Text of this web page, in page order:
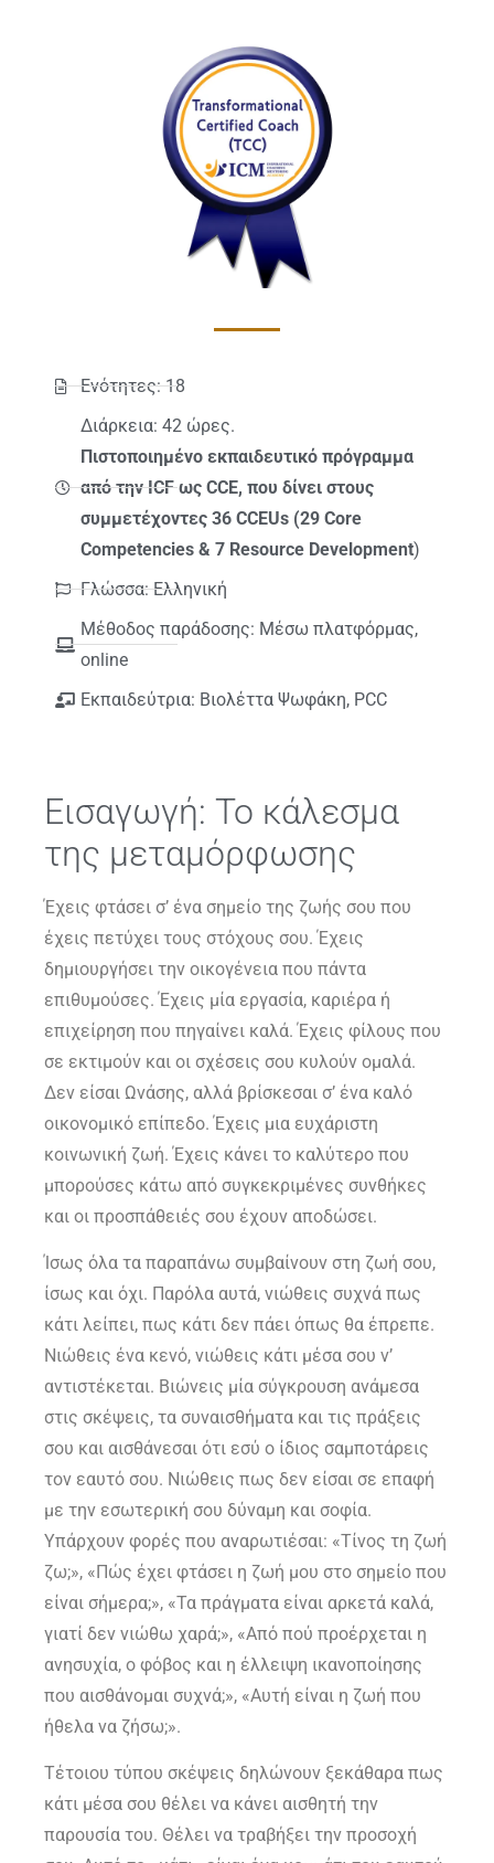
Ενότητες: 18
Διάρκεια: 42 ώρες.
Πιστοποιημένο εκπαιδευτικό πρόγραμμα
από την ICF ως CCE, που δίνει στους
συμμετέχοντες 36 CCEUs (29 Core
Competencies & 7 Resource Development)
Γλώσσα: Ελληνική
Μέθοδος παράδοσης: Μέσω πλατφόρμας,
online
Εκπαιδεύτρια: Βιολέττα Ψωφάκη, PCC
Εισαγωγή: Το κάλεσμα
της μεταμόρφωσης
Έχεις φτάσει σ’ ένα σημείο της ζωής σου που
έχεις πετύχει τους στόχους σου. Έχεις
δημιουργήσει την οικογένεια που πάντα
επιθυμούσες. Έχεις μία εργασία, καριέρα ή
επιχείρηση που πηγαίνει καλά. Έχεις φίλους που
σε εκτιμούν και οι σχέσεις σου κυλούν ομαλά.
Δεν είσαι Ωνάσης, αλλά βρίσκεσαι σ’ ένα καλό
οικονομικό επίπεδο. Έχεις μια ευχάριστη
κοινωνική ζωή. Έχεις κάνει το καλύτερο που
μπορούσες κάτω από συγκεκριμένες συνθήκες
και οι προσπάθειές σου έχουν αποδώσει.
Ίσως όλα τα παραπάνω συμβαίνουν στη ζωή σου,
ίσως και όχι. Παρόλα αυτά, νιώθεις συχνά πως
κάτι λείπει, πως κάτι δεν πάει όπως θα έπρεπε.
Νιώθεις ένα κενό, νιώθεις κάτι μέσα σου ν’
αντιστέκεται. Βιώνεις μία σύγκρουση ανάμεσα
στις σκέψεις, τα συναισθήματα και τις πράξεις
σου και αισθάνεσαι ότι εσύ ο ίδιος σαμποτάρεις
τον εαυτό σου. Νιώθεις πως δεν είσαι σε επαφή
με την εσωτερική σου δύναμη και σοφία.
Υπάρχουν φορές που αναρωτιέσαι: «Τίνος τη ζωή
ζω;», «Πώς έχει φτάσει η ζωή μου στο σημείο που
είναι σήμερα;», «Τα πράγματα είναι αρκετά καλά,
γιατί δεν νιώθω χαρά;», «Από πού προέρχεται η
ανησυχία, ο φόβος και η έλλειψη ικανοποίησης
που αισθάνομαι συχνά;», «Αυτή είναι η ζωή που
ήθελα να ζήσω;».
Τέτοιου τύπου σκέψεις δηλώνουν ξεκάθαρα πως
κάτι μέσα σου θέλει να κάνει αισθητή την
παρουσία του. Θέλει να τραβήξει την προσοχή